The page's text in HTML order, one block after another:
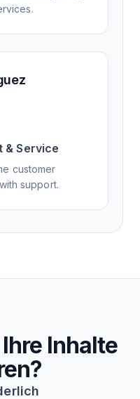
& Service
customer
support.
Inhalte